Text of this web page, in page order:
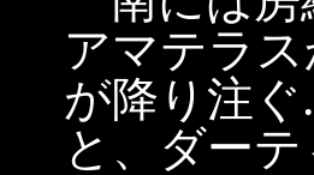
アマテラ
が降り注
と、ダー